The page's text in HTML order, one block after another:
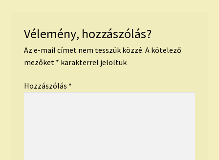
Vélemény, hozzászólás?
Az e-mail címet nem tesszük közzé. A kötelező
mezőket * karakterrel jelöltük
Hozzászólás *